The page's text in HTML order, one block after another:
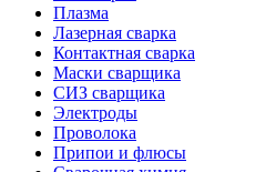
Плазма
Лазерная сварка
Контактная сварка
Маски сварщика
СИЗ сварщика
Электроды
Проволока
Припои и флюсы